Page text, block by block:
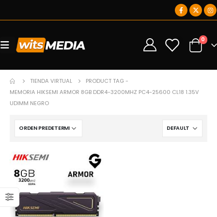
0 0
TIENDA VIRTUAL
PRODUCT TAG -
MEMORIA HIKSEMI ARMOR 8GB DDR4-3200MHZ PC4-25600 CL18 1.35V
UDIMM NEGRO